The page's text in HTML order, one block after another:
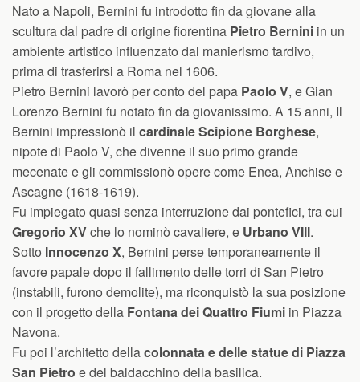
Nato a Napoli, Bernini fu introdotto fin da giovane alla
scultura dal padre di origine fiorentina Pietro Bernini in un
ambiente artistico influenzato dal manierismo tardivo,
prima di trasferirsi a Roma nel 1606.
Pietro Bernini lavorò per conto del papa Paolo V, e Gian
Lorenzo Bernini fu notato fin da giovanissimo. A 15 anni, Il
Bernini impressionò il cardinale Scipione Borghese,
nipote di Paolo V, che divenne il suo primo grande
mecenate e gli commissionò opere come Enea, Anchise e
Ascagne (1618-1619).
Fu impiegato quasi senza interruzione dai pontefici, tra cui
Gregorio XVche lo nominò cavaliere, e Urbano VIII.
Sotto Innocenzo X, Bernini perse temporaneamente il
favore papale dopo il fallimento delle torri di San Pietro
(instabili, furono demolite), ma riconquistò la sua posizione
con il progetto della Fontana dei Quattro Fiumi in Piazza
Navona.
Fu poi l’architetto dellacolonnata e delle statue di Piazza
San Pietro e del baldacchino della basilica.